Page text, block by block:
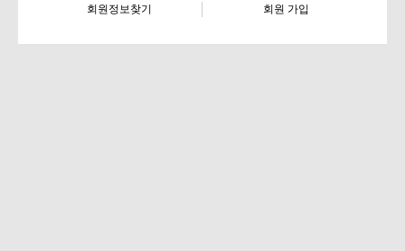
회원정보찾기 회원 가입